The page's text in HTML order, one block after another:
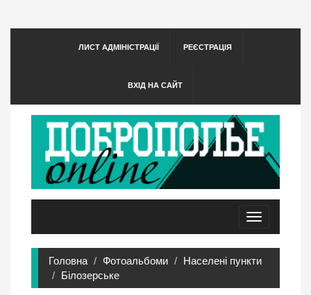
ЛИСТ АДМІНІСТРАЦІЇ РЕЄСТРАЦІЯ
ВХІД НА САЙТ
Toggle
navigation
Головна Фотоальбоми
Населені пункти
Білозерське